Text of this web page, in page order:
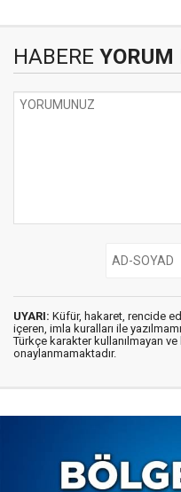
HABERE YORUM
UYARI: Küfür, hakaret, rencide
içeren, imla kuralları ile
Türkçe karakter kullanılmayan
onaylanmamaktadır.